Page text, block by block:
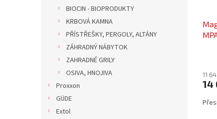
BIOCIN - BIOPRODUKTY
KRBOVÁ KAMNA
PŘÍSTŘEŠKY, PERGOLY, ALTÁNY
ZÁHRADNÝ NÁBYTOK
ZAHRADNÉ GRILY
OSIVA, HNOJIVA
Proxxon
GÜDE
Extol
11
14